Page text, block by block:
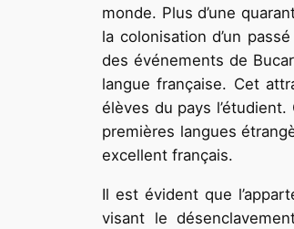
monde. Plus d’une
la colonisation d’un
des événements de
langue française. Cet
élèves du pays
premières langues
excellent français.
Il est évident que
visant le